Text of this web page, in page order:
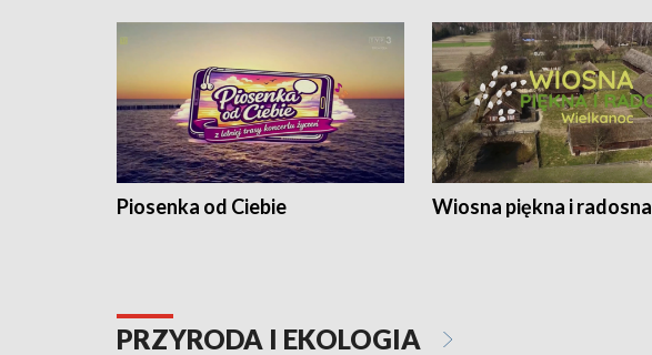
Piosenka od Ciebie Wiosna piękna i radosna
PRZYRODA I EKOLOGIA